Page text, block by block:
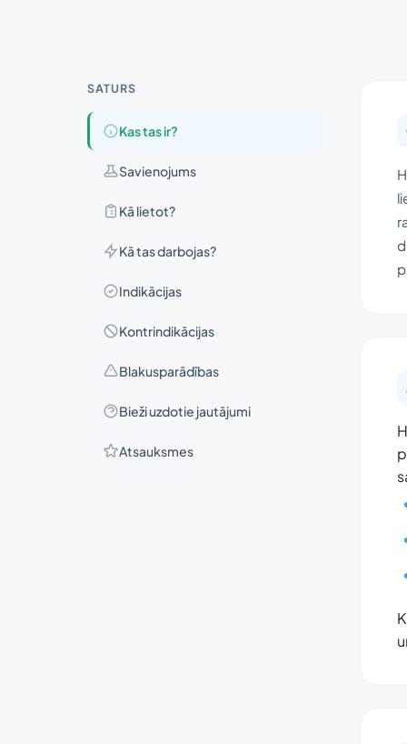
SATURS
Kas tas ir?
Savienojums
Kā lietot?
Kā tas darbojas?
Indikācijas
Kontrindikācijas
Blakusparādības
Bieži uzdotie jautājumi
Atsauksmes